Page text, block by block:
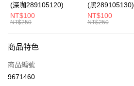
ATM付款
宅配
每筆NT$80，滿NT$990(含以上)免運費
付款後門市自取
(深咖289105120)
NT$100
NT$250
(黑289105130)
NT$100
NT$250
商品特色
商品編號
9671460